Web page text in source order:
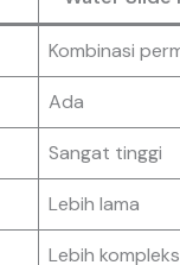
Kombinasi
Ada
Sangat tinggi
Lebih lama
Lebih kompleks